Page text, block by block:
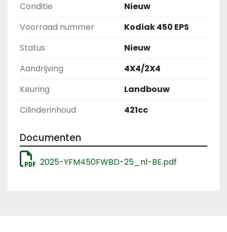
Conditie
Nieuw
Voorraad nummer
Kodiak 450 EPS
Status
Nieuw
Aandrijving
4X4/2X4
Keuring
Landbouw
Cilinderinhoud
421cc
Documenten
2025-YFM450FWBD-25_nl-BE.pdf